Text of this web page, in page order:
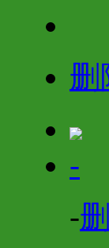
删
-
-